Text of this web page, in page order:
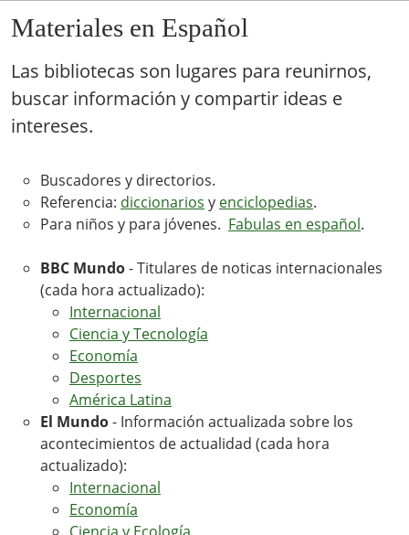
Materiales en Español
Las bibliotecas son lugares para reunirnos,
buscar información y compartir ideas e
intereses.
Buscadores y directorios.
Referencia: diccionarios y enciclopedias.
Para niños y para jóvenes. Fabulas en español.
BBC Mundo- Titulares de noticas internacionales
(cada hora actualizado):
Internacional
Ciencia y Tecnología
Economía
Desportes
América Latina
El Mundo- Información actualizada sobre los
acontecimientos de actualidad (cada hora
actualizado):
Internacional
Economía